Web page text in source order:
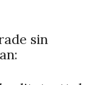
sin